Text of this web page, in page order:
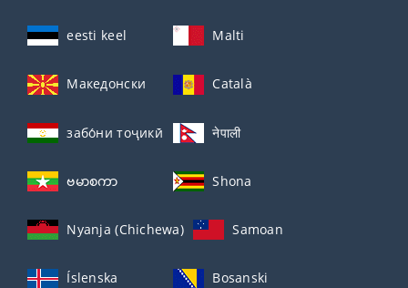
eesti keel Malti
Македонски Català
забо́ни тоҷикӣ́ नेपाली
ဗမာစကာ Shona
Nyanja (Chichewa) Samoan
Íslenska Bosanski